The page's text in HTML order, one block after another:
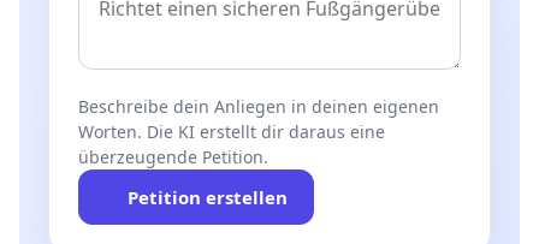
Beschreibe dein Anliegen in deinen eigenen
Worten. Die KI erstellt dir daraus eine
überzeugende Petition.
Petition erstellen